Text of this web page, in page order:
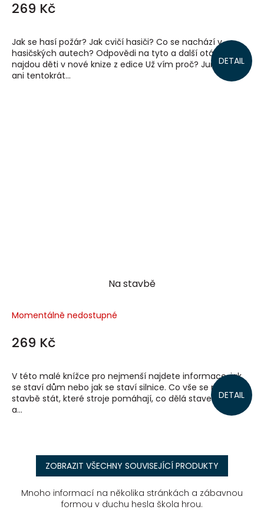
269 Kč
DETAIL
Jak se hasí požár? Jak cvičí hasiči? Co se nachází v
hasičských autech? Odpovědi na tyto a další otázky
najdou děti v nové knize z edice Už vím proč? Junior, kde
ani tentokrát...
Na stavbě
Momentálně nedostupné
269 Kč
DETAIL
V této malé knížce pro nejmenší najdete informace, jak
se staví dům nebo jak se staví silnice. Co vše se může na
stavbě stát, které stroje pomáhají, co dělá stavební dělník
a...
ZOBRAZIT VŠECHNY SOUVISEJÍCÍ PRODUKTY
Mnoho informací na několika stránkách a zábavnou
formou v duchu hesla škola hrou.